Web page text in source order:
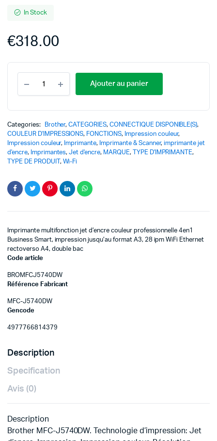
In Stock
€318.00
Ajouter au panier
Categories: Brother,CATEGORIES,CONNECTIQUE DISPONIBLE(S),
COULEUR D'IMPRESSIONS, FONCTIONS, Impression couleur,
Impression couleur, Imprimante, Imprimante & Scanner,imprimante jet
d'encre, Imprimantes,Jet d'encre, MARQUE, TYPE D'IMPRIMANTE,
TYPE DE PRODUIT , Wi-Fi
Imprimante multifonction jet d’encre couleur professionnelle 4en1
Business Smart, impression jusqu’au format A3, 28 ipm WiFi Ethernet
rectoverso A4, double bac
Code article
BROMFCJ5740DW
Référence Fabricant
MFC-J5740DW
Gencode
4977766814379
Description
Specification
Avis (0)
Description
Brother MFC-J5740DW. Technologie d’impression: Jet